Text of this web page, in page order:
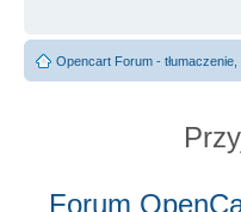
Opencart Forum -
Forum